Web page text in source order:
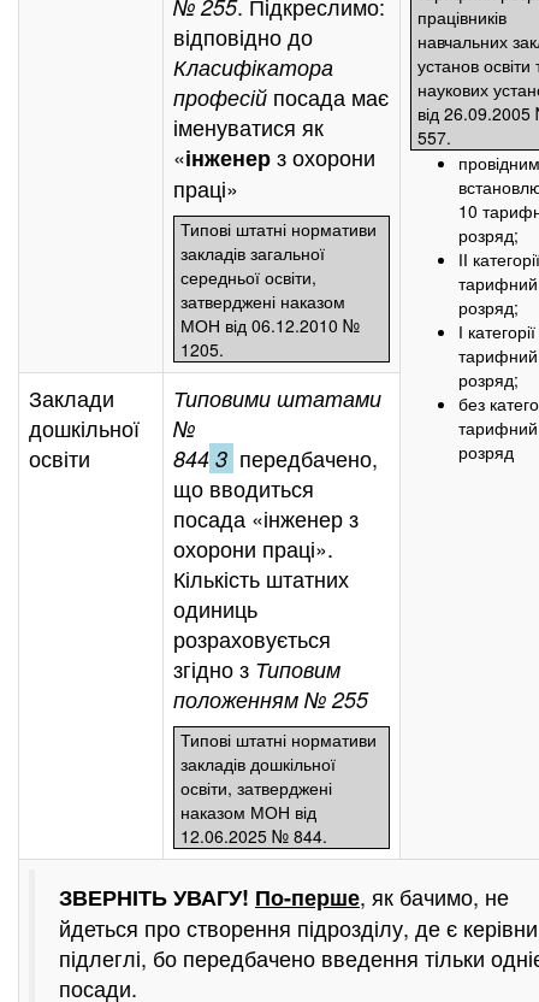
№ 255
відповідно до
Класифікатора
професій посада має
іменуватися як
«інженерз охорони
праці»
Типові штатні нормативи
закладів загальної
середньої освіти,
затверджені наказом
МОН від 06.12.2010 №
1205.
працівників
навчальних
установ освіти
наукових
від
557.
провідним
10
розряд;
ІІ
тарифний
розряд;
І
тарифний
розряд;
без
тарифний
розряд
Заклади
дошкільної
освіти
Типовими штатами
№
844 3 передбачено,
що вводиться
посада «інженер з
охорони праці».
Кількість штатних
одиниць
розраховується
згідно з Типовим
положенням № 255
Типові штатні нормативи
закладів дошкільної
освіти, затверджені
наказом МОН від
12.06.2025 № 844.
ЗВЕРНІТЬ УВАГУ! По-перше, як бачимо, не
йдеться про створення підрозділу, де є
підлеглі, бо передбачено введення тільки
посади.